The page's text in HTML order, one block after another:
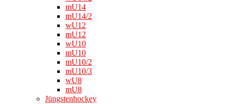
mU14
mU14/2
wU12
mU12
wU10
mU10
mU10/2
mU10/3
wU8
mU8
Jüngstenhockey